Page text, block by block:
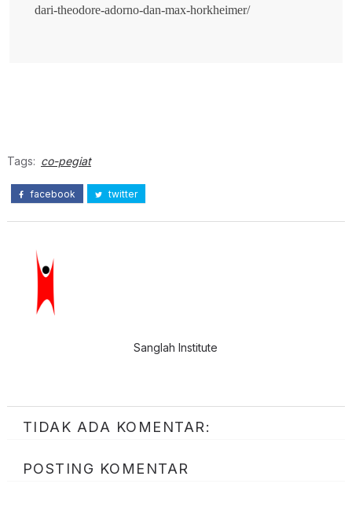
dari-theodore-adorno-dan-max-horkheimer/
Tags: co-pegiat
facebook twitter
Sanglah Institute
TIDAK ADA KOMENTAR:
POSTING KOMENTAR